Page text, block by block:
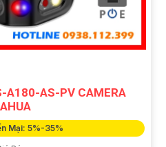
A180-AS-PV CAMERA
Mại: 5%-35%